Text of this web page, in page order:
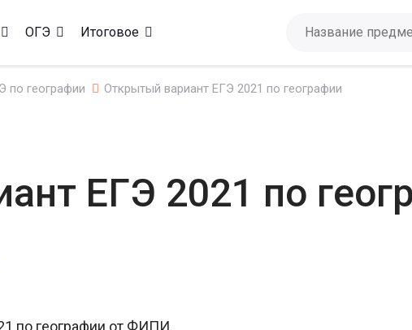
ОГЭ Итоговое
по географии Открытый вариант ЕГЭ 2021 по географии
ЕГЭ 2021 по
по географии от ФИПИ.